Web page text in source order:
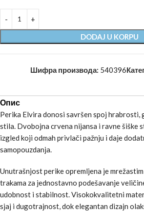
DODAJ U KORPU
Шифра производа: 540396
Опис
Perika Elvira donosi savršen spoj hrabrosti,
stila. Dvobojna crvena nijansa i ravne šiške
izgled koji odmah privlači pažnju i daje
samopouzdanja.
Unutrašnjost perike opremljena je
trakama za jednostavno podešavanje
udobnost i stabilnost. Visokokvalitetni
sjaj i dugotrajnost, dok elegantan dizajn